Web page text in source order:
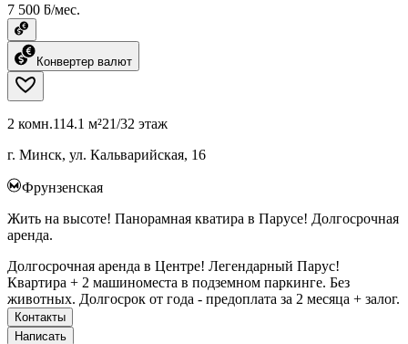
7 500 ƃ/мес.
Конвертер валют
2 комн.114.1 м²21/32 этаж
г. Минск, ул. Кальварийская, 16
Фрунзенская
Жить на высоте! Панорамная кватира в Парусе! Долгосрочная
аренда.
Долгосрочная аренда в Центре! Легендарный Парус!
Квартира + 2 машиноместа в подземном паркинге. Без
животных. Долгосрок от года - предоплата за 2 месяца + залог.
Контакты
Написать